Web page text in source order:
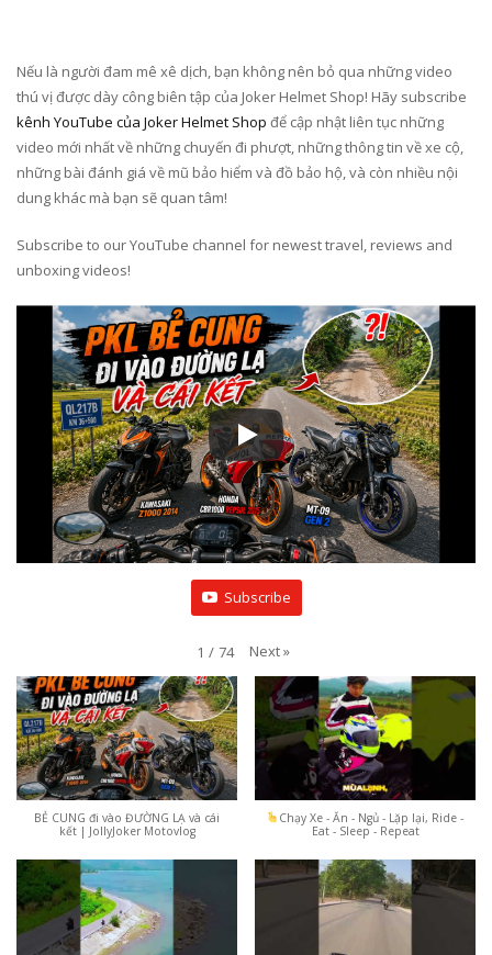
Nếu là người đam mê xê dịch, bạn không nên bỏ qua những video
thú vị được dày công biên tập của Joker Helmet Shop! Hãy subscribe
kênh YouTube của Joker Helmet Shop để cập nhật liên tục những
video mới nhất về những chuyến đi phượt, những thông tin về xe cộ,
những bài đánh giá về mũ bảo hiểm và đồ bảo hộ, và còn nhiều nội
dung khác mà bạn sẽ quan tâm!
Subscribe to our YouTube channel for newest travel, reviews and
unboxing videos!
Subscribe
1 / 74 Next»
BẺ CUNG đi vào ĐƯỜNG LẠ và cái
kết | JollyJoker Motovlog
Chạy Xe - Ăn - Ngủ - Lặp lại, Ride -
Eat - Sleep - Repeat